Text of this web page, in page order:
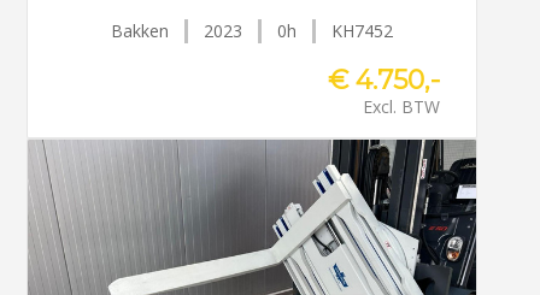
Bakken 2023 0h KH7452
€ 4.750,-
Excl. BTW